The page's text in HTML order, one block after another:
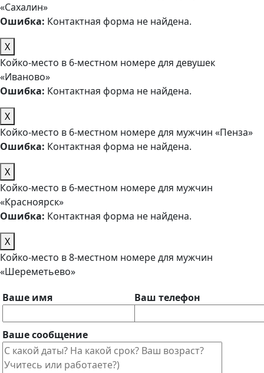
«Сахалин»
Ошибка: Контактная форма не найдена.
X
Койко-место в 6-местном номере для девушек
«Иваново»
Ошибка: Контактная форма не найдена.
X
Койко-место в 6-местном номере для мужчин «Пенза»
Ошибка: Контактная форма не найдена.
X
Койко-место в 6-местном номере для мужчин
«Красноярск»
Ошибка: Контактная форма не найдена.
X
Койко-место в 8-местном номере для мужчин
«Шереметьево»
Ваше имя Ваш телефон
Ваше сообщение